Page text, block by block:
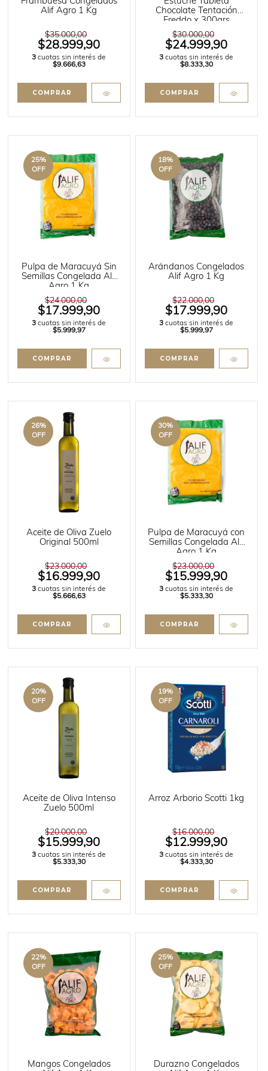
Alif Agro 1 Kg
$35.000,00
$28.999,90
3 cuotas sin interés de
$9.666,63
Chocolate Tentación
Freddo x 300grs
$30.000,00
$24.999,90
3 cuotas sin interés de
$8.333,30
25%
OFF
Pulpa de Maracuyá Sin
Semillas Congelada Alif
Agro 1 Kg
$24.000,00
$17.999,90
3 cuotas sin interés de
$5.999,97
18%
OFF
Arándanos Congelados
Alif Agro 1 Kg
$22.000,00
$17.999,90
3 cuotas sin interés de
$5.999,97
26%
OFF
Aceite de Oliva Zuelo
Original 500ml
$23.000,00
$16.999,90
3 cuotas sin interés de
$5.666,63
30%
OFF
Pulpa de Maracuyá con
Semillas Congelada Alif
Agro 1 Kg
$23.000,00
$15.999,90
3 cuotas sin interés de
$5.333,30
20%
OFF
Aceite de Oliva Intenso
Zuelo 500ml
$20.000,00
$15.999,90
3 cuotas sin interés de
$5.333,30
19%
OFF
Arroz Arborio Scotti 1kg
$16.000,00
$12.999,90
3 cuotas sin interés de
$4.333,30
22%
OFF
Mangos Congelados
25%
OFF
Durazno Congelados